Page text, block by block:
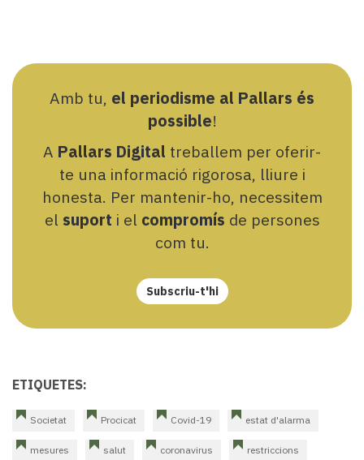
Amb tu, el periodisme al Pallars és
possible!
A Pallars Digital treballem per oferir-
te una informació rigorosa, lliure i
honesta. Per mantenir-ho, necessitem
el suport i el compromís de persones
com tu.
Subscriu-t'hi
ETIQUETES:
Societat Procicat Covid-19 estat d'alarma
mesures salut coronavirus restriccions